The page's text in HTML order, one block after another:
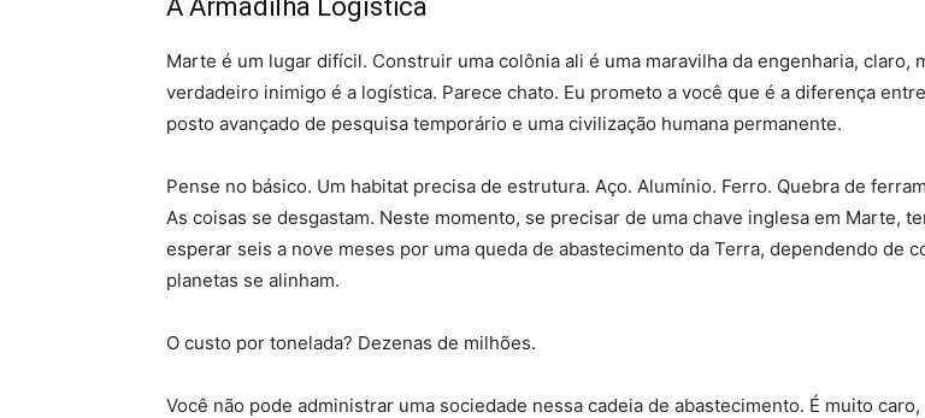
A Armadilha Logística
Marte é um lugar difícil. Construir uma colônia ali é uma maravilha da engenharia, claro,
verdadeiro inimigo é a logística. Parece chato. Eu prometo a você que é a diferença
posto avançado de pesquisa temporário e uma civilização humana permanente.
Pense no básico. Um habitat precisa de estrutura. Aço. Alumínio. Ferro. Quebra de
As coisas se desgastam. Neste momento, se precisar de uma chave inglesa em Marte,
esperar seis a nove meses por uma queda de abastecimento da Terra, dependendo de
planetas se alinham.
O custo por tonelada? Dezenas de milhões.
Você não pode administrar uma sociedade nessa cadeia de abastecimento. É muito